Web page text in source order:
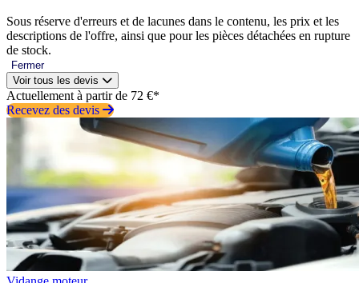
Sous réserve d'erreurs et de lacunes dans le contenu, les prix et les
descriptions de l'offre, ainsi que pour les pièces détachées en rupture
de stock.
Fermer
Voir tous les devis
Actuellement à partir de 72 €*
Recevez des devis